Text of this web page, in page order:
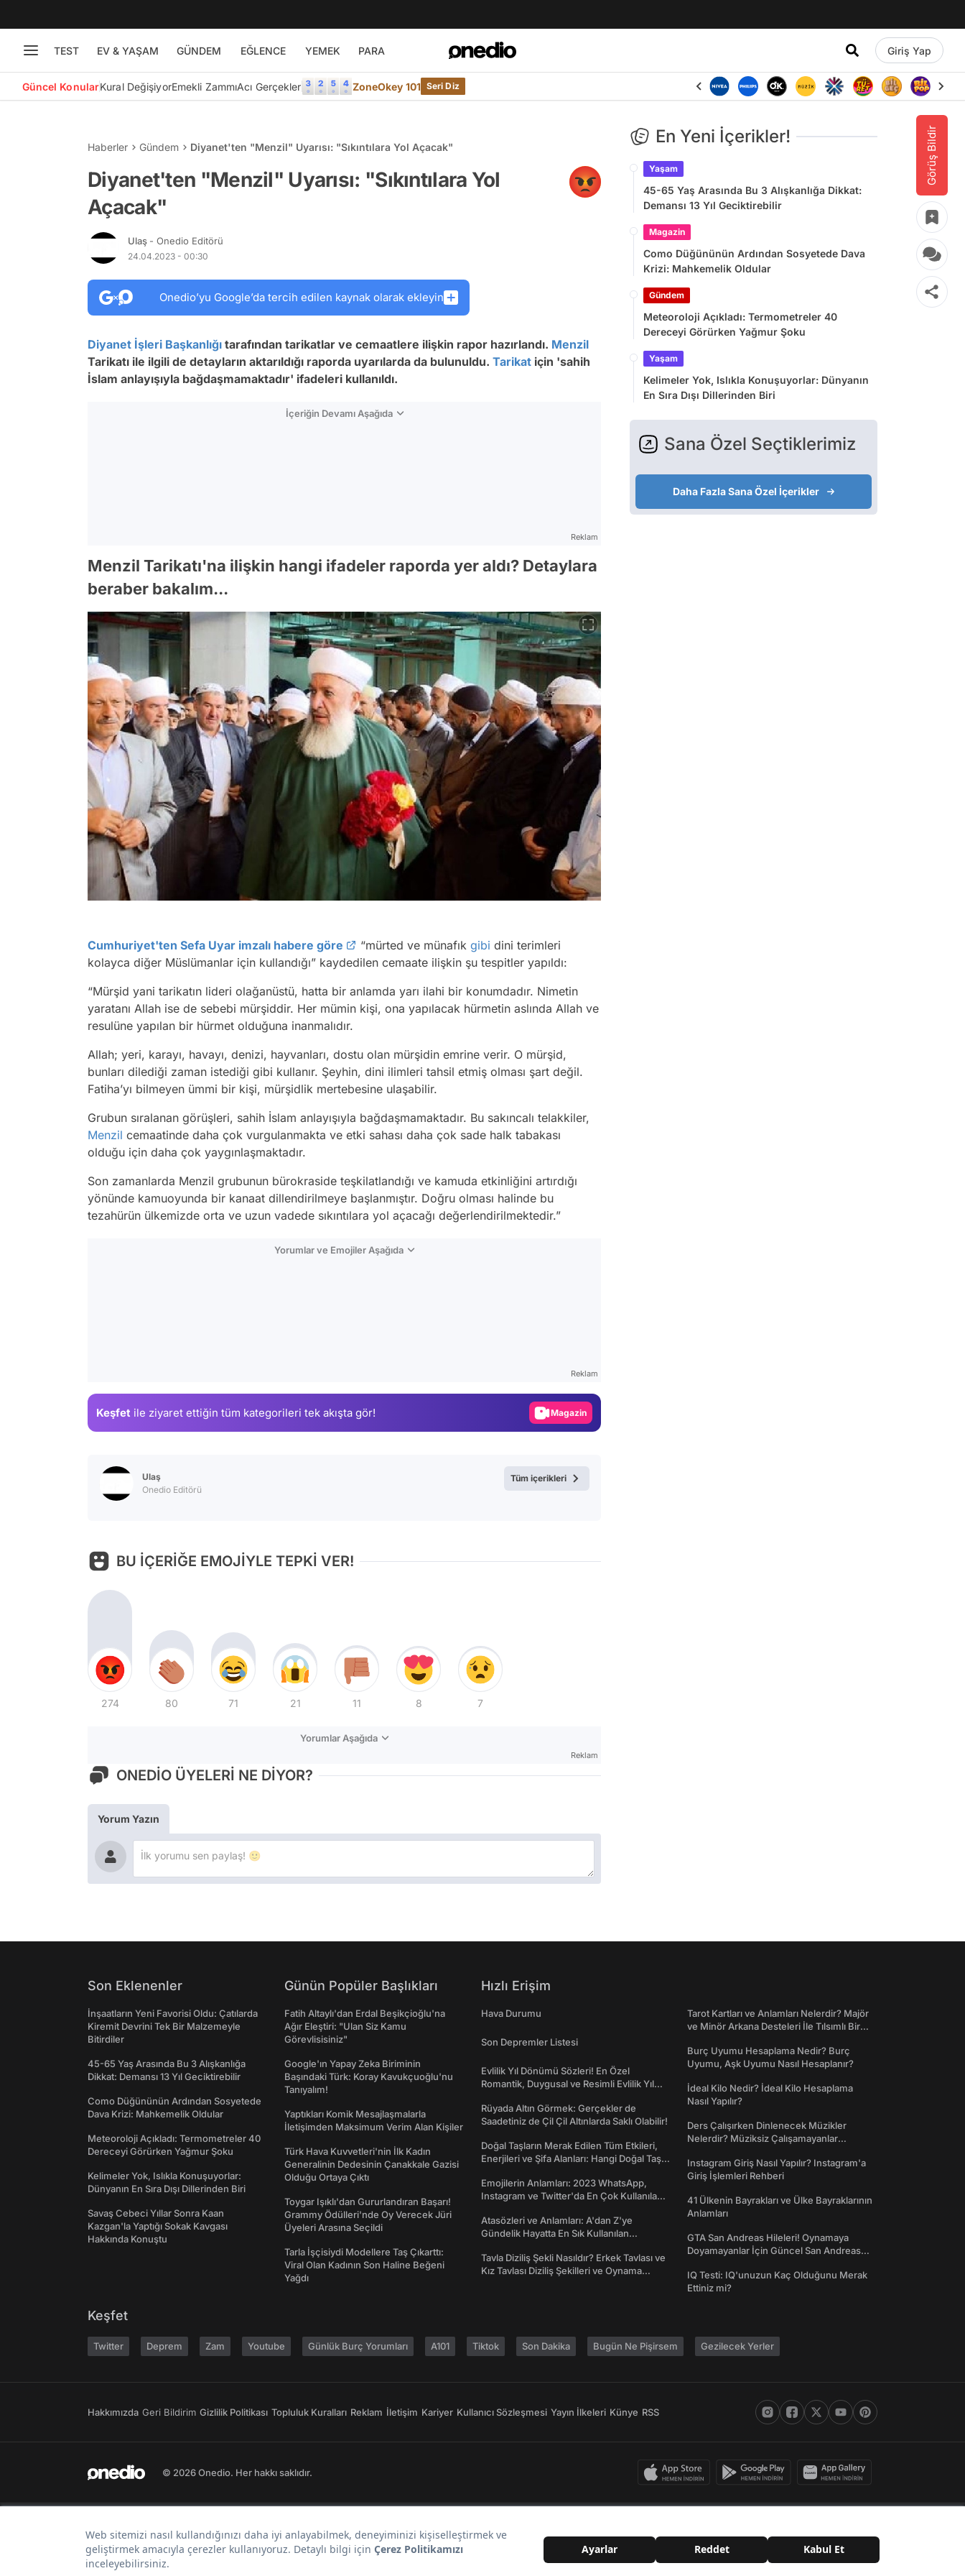
TEST EV & YAŞAM GÜNDEM EĞLENCE YEMEK PARA Giriş Yap
Güncel KonularKural DeğişiyorEmekli ZammıAcı Gerçekler ZoneOkey 101 Seri Diz
Görüş Bildir
Haberler Gündem Diyanet'ten "Menzil" Uyarısı: "Sıkıntılara Yol Açacak"
Diyanet'ten "Menzil" Uyarısı: "Sıkıntılara Yol
Açacak"
Ulaş - Onedio Editörü
24.04.2023 - 00:30
Onedio’yu Google’da tercih edilen kaynak olarak ekleyin
Diyanet İşleri Başkanlığı tarafından tarikatlar ve cemaatlere ilişkin rapor hazırlandı. Menzil
Tarikatı ile ilgili de detayların aktarıldığı raporda uyarılarda da bulunuldu. Tarikat için 'sahih
İslam anlayışıyla bağdaşmamaktadır' ifadeleri kullanıldı.
İçeriğin Devamı Aşağıda
Reklam
Menzil Tarikatı'na ilişkin hangi ifadeler raporda yer aldı? Detaylara
beraber bakalım...
Cumhuriyet'ten Sefa Uyar imzalı habere göre “mürted ve münafık gibi dini terimleri
kolayca diğer Müslümanlar için kullandığı” kaydedilen cemaate ilişkin şu tespitler yapıldı:
“Mürşid yani tarikatın lideri olağanüstü, hatta bir anlamda yarı ilahi bir konumdadır. Nimetin
yaratanı Allah ise de sebebi mürşiddir. Her mümin kişi, ona yapılacak hürmetin aslında Allah ve
resulüne yapılan bir hürmet olduğuna inanmalıdır.
Allah; yeri, karayı, havayı, denizi, hayvanları, dostu olan mürşidin emrine verir. O mürşid,
bunları dilediği zaman istediği gibi kullanır. Şeyhin, dini ilimleri tahsil etmiş olması şart değil.
Fatiha’yı bilmeyen ümmi bir kişi, mürşidlik mertebesine ulaşabilir.
Grubun sıralanan görüşleri, sahih İslam anlayışıyla bağdaşmamaktadır. Bu sakıncalı telakkiler,
Menzil cemaatinde daha çok vurgulanmakta ve etki sahası daha çok sade halk tabakası
olduğu için daha çok yaygınlaşmaktadır.
Son zamanlarda Menzil grubunun bürokraside teşkilatlandığı ve kamuda etkinliğini artırdığı
yönünde kamuoyunda bir kanaat dillendirilmeye başlanmıştır. Doğru olması halinde bu
tezahürün ülkemizde orta ve uzun vadede sıkıntılara yol açacağı değerlendirilmektedir.”
Yorumlar ve Emojiler Aşağıda
Reklam
Keşfet ile ziyaret ettiğin tüm kategorileri tek akışta gör! Magazin
Ulaş
Onedio Editörü
Tüm içerikleri
BU İÇERİĞE EMOJİYLE TEPKİ VER!
274 80 71 21 11 8 7
Yorumlar Aşağıda
Reklam
ONEDİO ÜYELERİ NE DİYOR?
Yorum Yazın
En Yeni İçerikler!
Yaşam
45-65 Yaş Arasında Bu 3 Alışkanlığa Dikkat:
Demansı 13 Yıl Geciktirebilir
Magazin
Como Düğününün Ardından Sosyetede Dava
Krizi: Mahkemelik Oldular
Gündem
Meteoroloji Açıkladı: Termometreler 40
Dereceyi Görürken Yağmur Şoku
Yaşam
Kelimeler Yok, Islıkla Konuşuyorlar: Dünyanın
En Sıra Dışı Dillerinden Biri
Sana Özel Seçtiklerimiz
Daha Fazla Sana Özel İçerikler
Son Eklenenler
İnşaatların Yeni Favorisi Oldu: Çatılarda
Kiremit Devrini Tek Bir Malzemeyle
Bitirdiler
45-65 Yaş Arasında Bu 3 Alışkanlığa
Dikkat: Demansı 13 Yıl Geciktirebilir
Como Düğününün Ardından Sosyetede
Dava Krizi: Mahkemelik Oldular
Meteoroloji Açıkladı: Termometreler 40
Dereceyi Görürken Yağmur Şoku
Kelimeler Yok, Islıkla Konuşuyorlar:
Dünyanın En Sıra Dışı Dillerinden Biri
Savaş Cebeci Yıllar Sonra Kaan
Kazgan'la Yaptığı Sokak Kavgası
Hakkında Konuştu
Günün Popüler Başlıkları
Fatih Altaylı'dan Erdal Beşikçioğlu'na
Ağır Eleştiri: "Ulan Siz Kamu
Görevlisisiniz"
Google'ın Yapay Zeka Biriminin
Başındaki Türk: Koray Kavukçuoğlu'nu
Tanıyalım!
Yaptıkları Komik Mesajlaşmalarla
İletişimden Maksimum Verim Alan Kişiler
Türk Hava Kuvvetleri'nin İlk Kadın
Generalinin Dedesinin Çanakkale Gazisi
Olduğu Ortaya Çıktı
Toygar Işıklı'dan Gururlandıran Başarı!
Grammy Ödülleri'nde Oy Verecek Jüri
Üyeleri Arasına Seçildi
Tarla İşçisiydi Modellere Taş Çıkarttı:
Viral Olan Kadının Son Haline Beğeni
Yağdı
Hızlı Erişim
Hava Durumu
Son Depremler Listesi
Evlilik Yıl Dönümü Sözleri! En Özel
Romantik, Duygusal ve Resimli Evlilik Yıl
Rüyada Altın Görmek: Gerçekler de
Saadetiniz de Çil Çil Altınlarda Saklı Olabilir!
Doğal Taşların Merak Edilen Tüm Etkileri,
Enerjileri ve Şifa Alanları: Hangi Doğal Taş
Emojilerin Anlamları: 2023 WhatsApp,
Instagram ve Twitter'da En Çok Kullanılan
Atasözleri ve Anlamları: A'dan Z'ye
Gündelik Hayatta En Sık Kullanılan
Tavla Diziliş Şekli Nasıldır? Erkek Tavlası ve
Kız Tavlası Diziliş Şekilleri ve Oynama
Tarot Kartları ve Anlamları Nelerdir? Majör
ve Minör Arkana Desteleri İle Tılsımlı Bir
Burç Uyumu Hesaplama Nedir? Burç
Uyumu, Aşk Uyumu Nasıl Hesaplanır?
İdeal Kilo Nedir? İdeal Kilo Hesaplama
Nasıl Yapılır?
Ders Çalışırken Dinlenecek Müzikler
Nelerdir? Müziksiz Çalışamayanlar
Instagram Giriş Nasıl Yapılır? Instagram'a
Giriş İşlemleri Rehberi
41 Ülkenin Bayrakları ve Ülke Bayraklarının
Anlamları
GTA San Andreas Hileleri! Oynamaya
Doyamayanlar İçin Güncel San Andreas
IQ Testi: IQ'unuzun Kaç Olduğunu Merak
Ettiniz mi?
Keşfet
Twitter Deprem Zam Youtube Günlük Burç Yorumları A101 Tiktok Son Dakika Bugün Ne Pişirsem Gezilecek Yerler
Hakkımızda Geri Bildirim Gizlilik Politikası Topluluk Kuralları Reklam İletişim Kariyer Kullanıcı Sözleşmesi Yayın İlkeleri Künye RSS
© 2026 Onedio. Her hakkı saklıdır.